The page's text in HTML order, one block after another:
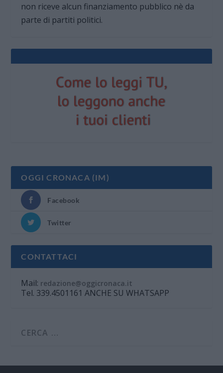
non riceve alcun finanziamento pubblico nè da
parte di partiti politici.
OGGI CRONACA (IM)
Facebook
Twitter
CONTATTACI
Mail: redazione@oggicronaca.it
Tel. 339.4501161 ANCHE SU WHATSAPP